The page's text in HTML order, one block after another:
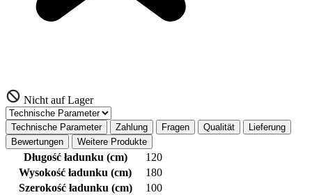
Nicht auf Lager
Technische Parameter Zahlung Fragen Qualität
Lieferung
Bewertungen
Weitere Produkte
Długość ładunku (cm)
120
Wysokość ładunku (cm)
180
Szerokość ładunku (cm)
100